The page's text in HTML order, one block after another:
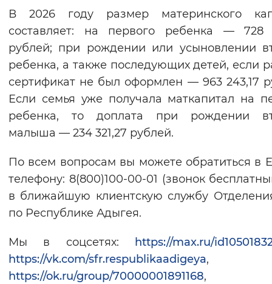
В 2026 году размер материнского
составляет: на первого ребенка — 728
рублей; при рождении или усыновлении
ребенка, а также последующих детей, если
сертификат не был оформлен — 963 243,17
Если семья уже получала маткапитал на
ребенка, то доплата при рождении
малыша — 234 321,27 рублей.
По всем вопросам вы можете обратиться в
телефону: 8(800)100-00-01 (звонок
в ближайшую клиентскую службу
по Республике Адыгея.
Мы в соцсетях:
https://max.ru/
https://vk.com/sfr.respublikaadigeya,
https://ok.ru/group/70000001891168,